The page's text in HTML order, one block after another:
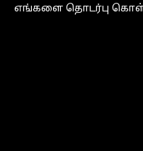
எங்களை தொடர்பு